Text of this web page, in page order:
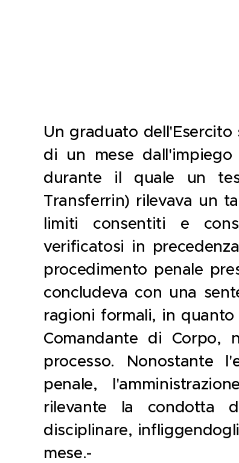
Un graduato
di un mese
durante il quale un
Transferrin) rilevava un
limiti consentiti e
verificatosi in
procedimento penale
concludeva con una
ragioni formali, in
Comandante di Corpo,
processo. Nonostante
penale,
rilevante la condotta
disciplinare,
mese.-